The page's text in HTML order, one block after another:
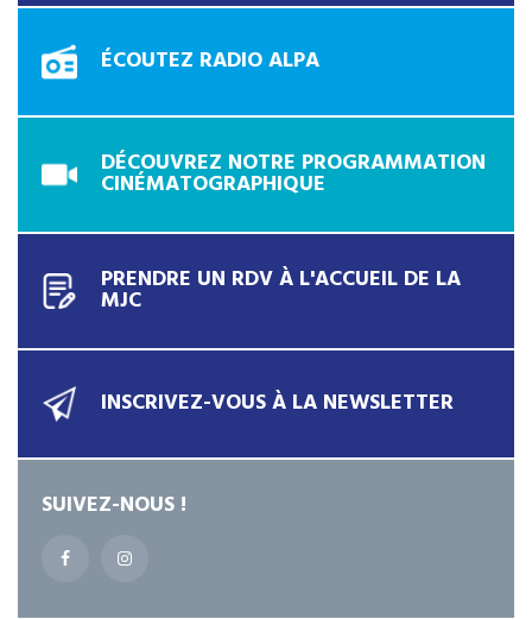
ÉCOUTEZ RADIO ALPA
DÉCOUVREZ NOTRE PROGRAMMATION
CINÉMATOGRAPHIQUE
PRENDRE UN RDV À L'ACCUEIL DE LA
MJC
INSCRIVEZ-VOUS À LA NEWSLETTER
SUIVEZ-NOUS !